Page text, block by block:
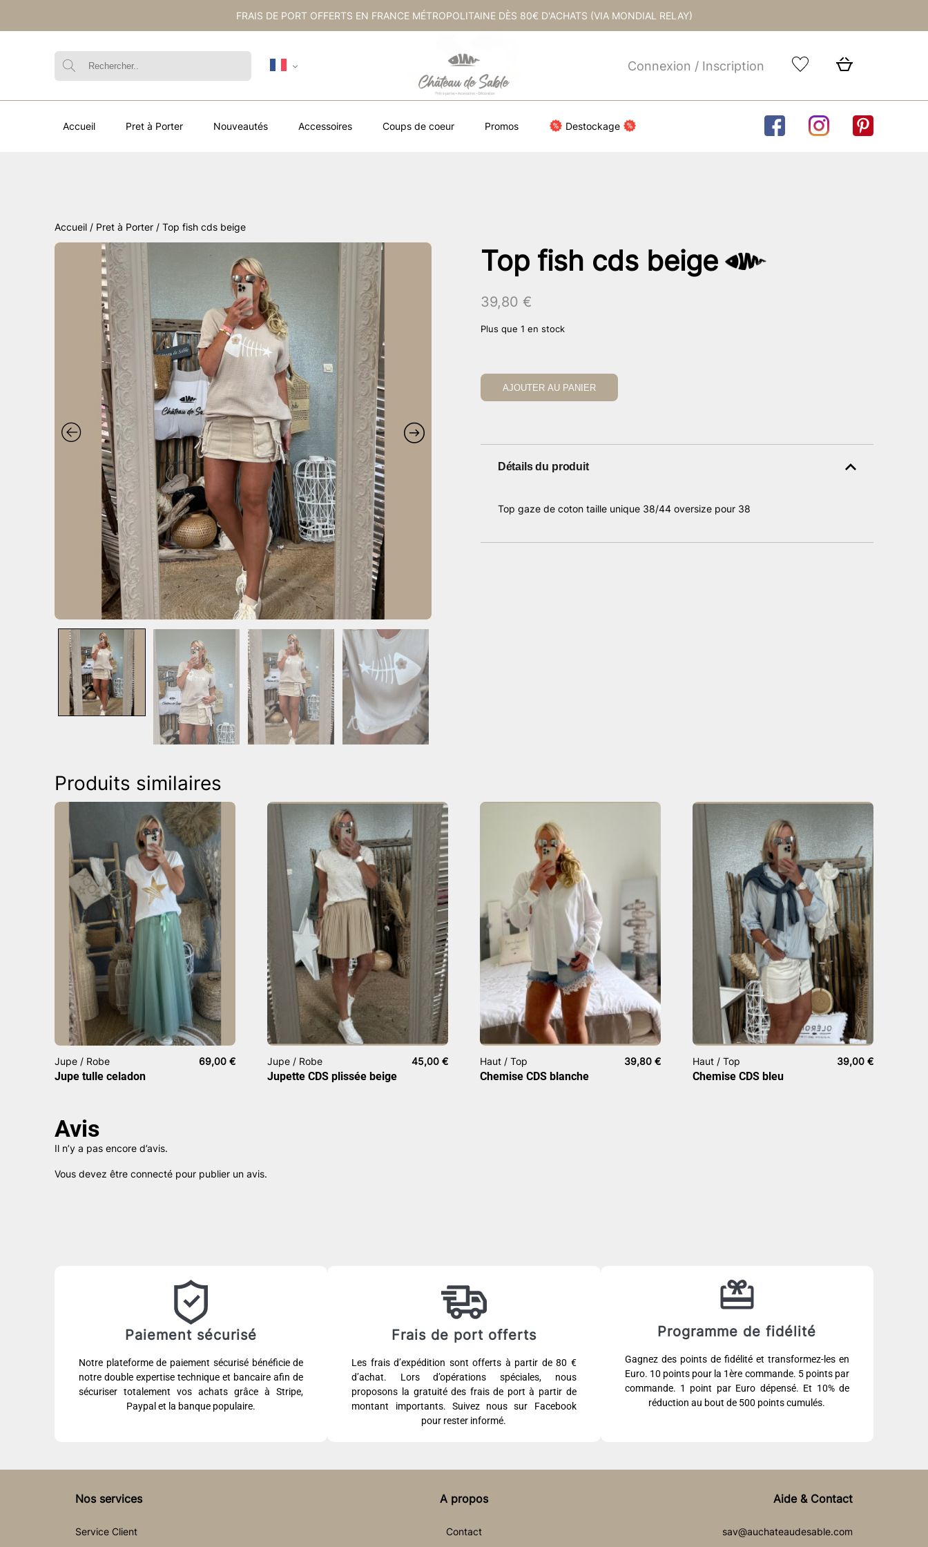
FRAIS DE PORT OFFERTS EN FRANCE MÉTROPOLITAINE DÈS 80€ D'ACHATS (VIA MONDIAL RELAY)
Connexion / Inscription
Accueil Pret à Porter Nouveautés Accessoires Coups de coeur Promos Destockage
Accueil / Pret à Porter / Top fish cds beige
Top fish cds beige
39,80 €
Plus que 1 en stock
AJOUTER AU PANIER
Détails du produit
Top gaze de coton taille unique 38/44 oversize pour 38
Produits similaires
Jupe / Robe 69,00 €
Jupe tulle celadon
Jupe / Robe 45,00 €
Jupette CDS plissée beige
Haut / Top 39,80 €
Chemise CDS blanche
Haut / Top 39,00 €
Chemise CDS bleu
Avis
Il n’y a pas encore d’avis.
Vous devez être connecté pour publier un avis.
Paiement sécurisé
Notre plateforme de paiement sécurisé bénéficie de
notre double expertise technique et bancaire afin de
sécuriser totalement vos achats grâce à Stripe,
Paypal et la banque populaire.
Frais de port offerts
Les frais d’expédition sont offerts à partir de 80 €
d’achat. Lors d’opérations spéciales, nous
proposons la gratuité des frais de port à partir de
montant importants. Suivez nous sur Facebook
pour rester informé.
Programme de fidélité
Gagnez des points de fidélité et transformez-les en
Euro. 10 points pour la 1ère commande. 5 points par
commande. 1 point par Euro dépensé. Et 10% de
réduction au bout de 500 points cumulés.
Nos services
Service Client
A propos
Contact
Aide & Contact
sav@auchateaudesable.com